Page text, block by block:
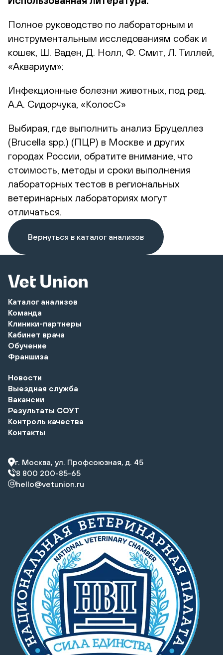
Полное руководство по лабораторным и
инструментальным исследованиям собак и
кошек, Ш. Ваден, Д. Нолл, Ф. Смит, Л. Тиллей,
«Аквариум»;
Инфекционные болезни животных, под ред.
А.А. Сидорчука, «КолосС»
Выбирая, где выполнить анализ Бруцеллез
(Brucella spp.) (ПЦР) в Москве и других
городах России, обратите внимание, что
стоимость, методы и сроки выполнения
лабораторных тестов в региональных
ветеринарных лабораториях могут
отличаться.
Вернуться в каталог анализов
Каталог анализов
Команда
Клиники-партнеры
Кабинет врача
Обучение
Франшиза
Новости
Выездная служба
Вакансии
Результаты СОУТ
Контроль качества
Контакты
г. Москва, ул. Профсоюзная, д. 45
8 800 200-85-65
hello@vetunion.ru